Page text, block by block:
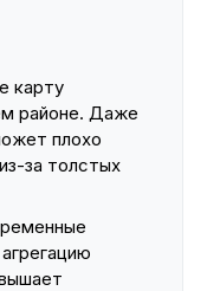
карту
районе. Даже
плохо
за толстых